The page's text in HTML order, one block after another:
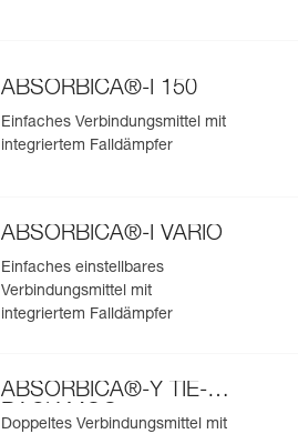
ABSORBICA®-I 150
Einfaches Verbindungsmittel mit
integriertem Falldämpfer
ABSORBICA®-I VARIO
Einfaches einstellbares
Verbindungsmittel mit
integriertem Falldämpfer
ABSORBICA®-Y TIE-
BACK MGO
Doppeltes Verbindungsmittel mit